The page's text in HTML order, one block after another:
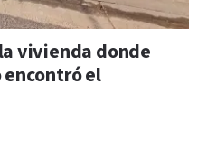
vivienda donde
encontró el